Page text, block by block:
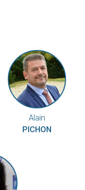
Alain
PICHON